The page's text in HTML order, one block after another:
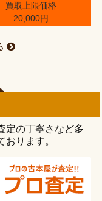
買取上限価格
20,000円
定の丁寧さなど多
ります。